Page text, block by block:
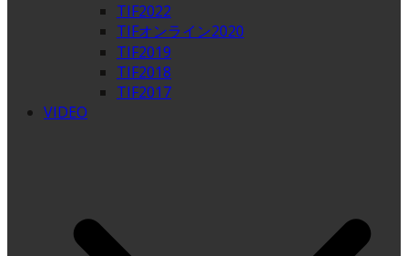
TIF2022
TIFオンライン2020
TIF2019
TIF2018
TIF2017
VIDEO